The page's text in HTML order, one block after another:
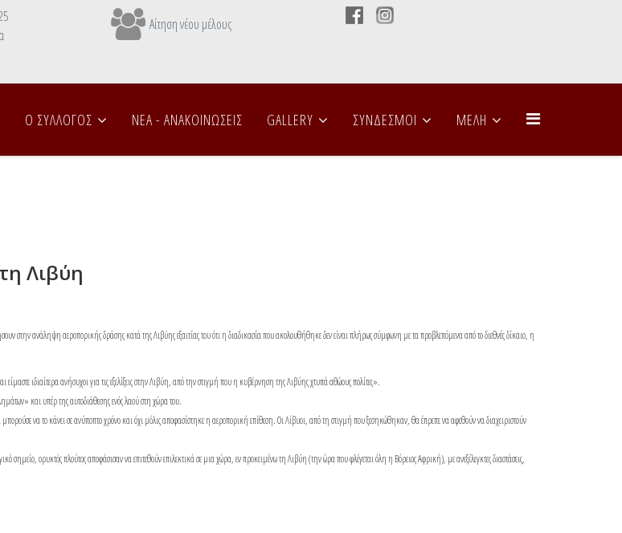
Αίτηση νέου μέλους
Ο ΣΥΛΛΟΓΟΣ NEA - ANAΚΟΙΝΩΣΕΙΣ GALLERY ΣΥΝΔΕΣΜΟΙ ΜΕΛΗ
Λιβύη
ανάληψη αεροπορικής δράσης κατά της Λιβύης εξαιτίας του ότι η διαδικασία που ακολουθήθηκε δεν είναι πλήρως σύμφωνη με τα προβλεπόμενα από το διεθνές δίκαιο, η
ιδιαίτερα ανήσυχοι για τις εξελίξεις στην Λιβύη, από την στιγμή που η κυβέρνηση της Λιβύης χτυπά αθώους πολίτες».
και υπέρ της αυτοδιάθεσης ενός λαού στη χώρα του.
να το κάνει σε ανύποπτο χρόνο και όχι μόλις αποφασίστηκε η αεροπορική επίθεση. Οι Λίβυοι, από τη στιγμή που ξεσηκώθηκαν, θα έπρεπε να αφεθούν να διαχειριστούν
ορυκτός πλούτος αποφάσισαν να επιτεθούν επιλεκτικά σε μια χώρα, εν προκειμένω τη Λιβύη (την ώρα που φλέγεται όλη η Βόρειος Αφρική), με ανεξέλεγκτες διαστάσεις,